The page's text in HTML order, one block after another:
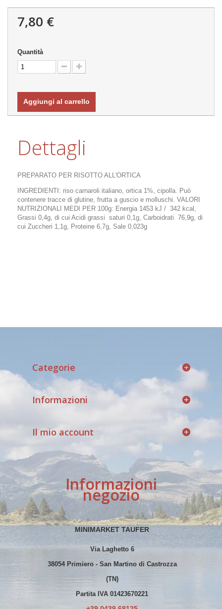
7,80 €
Quantità
Aggiungi al carrello
Dettagli
PREPARATO PER RISOTTO ALL'ORTICA
INGREDIENTI: riso carnaroli italiano, ortica 1%, cipolla. Può
contenere tracce di glutine, frutta a guscio e molluschi. VALORI
NUTRIZIONALI MEDI PER 100g: Energia 1453 kJ / 342 kcal,
Grassi 0,4g, di cui Acidi grassi saturi 0,1g, Carboidrati 76,9g, di
cui Zuccheri 1,1g, Proteine 6,7g, Sale 0,023g
Categorie
Informazioni
Il mio account
Informazioni
negozio
MINIMARKET TAUFER
Via Laghetto 6
38054 Primiero - San Martino di Castrozza
(TN)
Partita IVA 01423670221